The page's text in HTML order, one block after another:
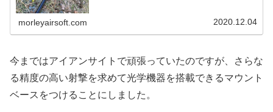
morleyairsoft.com 2020.12.04
今まではアイアンサイトで頑張っていたのですが、さらな
る精度の高い射撃を求めて光学機器を搭載できるマウント
ベースをつけることにしました。